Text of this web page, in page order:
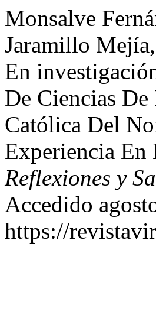
Monsalve
Jaramillo
En
De Ciencias
Católica Del
Experiencia En
Reflexiones y
Accedido
https://